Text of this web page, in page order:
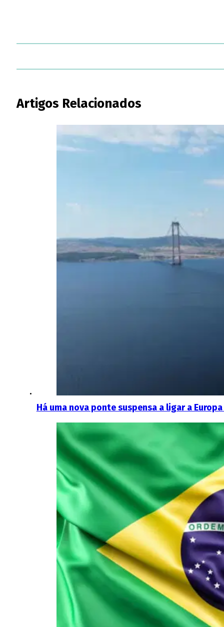
Artigos Relacionados
Há uma nova ponte suspensa a ligar a